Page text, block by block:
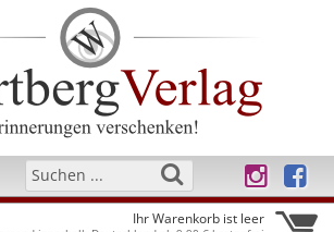
Ihr Warenkorb ist leer